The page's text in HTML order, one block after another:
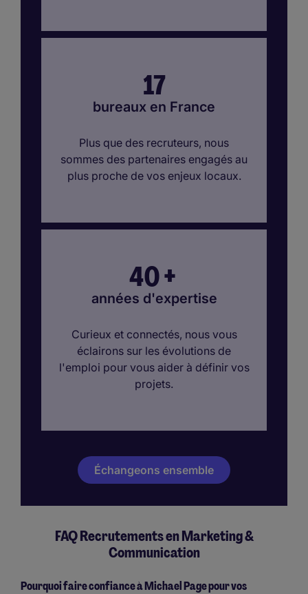
17
bureaux en France
Plus que des recruteurs, nous
sommes des partenaires engagés au
plus proche de vos enjeux locaux.
40+
années d'expertise
Curieux et connectés, nous vous
éclairons sur les évolutions de
l'emploi pour vous aider à définir vos
projets.
Échangeons ensemble
FAQ Recrutements en Marketing &
Communication
Pourquoi faire confiance à Michael Page pour vos